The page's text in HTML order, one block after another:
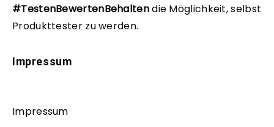
#TestenBewertenBehaltendie Möglichkeit, selbst
Produkttester zu werden.
Impressum
Impressum